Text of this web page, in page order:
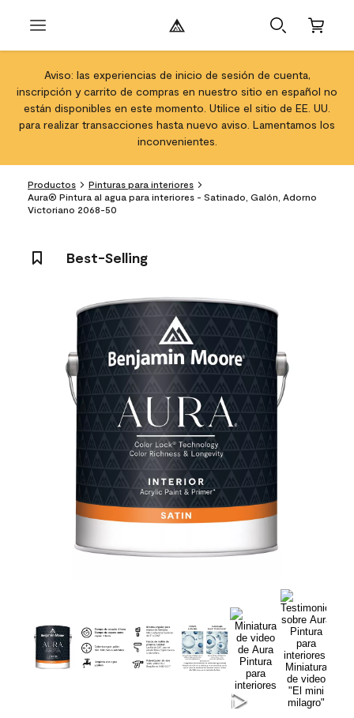
Aviso: las experiencias de inicio de sesión de cuenta,
inscripción y carrito de compras en nuestro sitio en español no
están disponibles en este momento. Utilice el sitio de EE. UU.
para realizar transacciones hasta nuevo aviso. Lamentamos los
inconvenientes.
Productos
Pinturas para interiores
Aura® Pintura al agua para interiores - Satinado, Galón, Adorno
Victoriano 2068-50
Best-Selling